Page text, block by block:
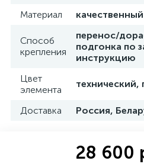
Материал
Способ
крепления
перенос/
подгонка по
инструкцию
Цвет
элемента
технический,
Доставка Россия,
28 600